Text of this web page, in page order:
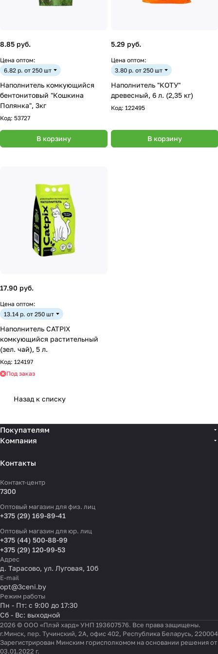
8.85 руб.
Цена оптом:
6.82 р. от 250 шт
Наполнитель комкующийся
бентонитовый "Кошкина
Полянка", 3кг
Код: 53727
В корзину
5.29 руб.
Цена оптом:
3.80 р. от 250 шт
Наполнитель "КОТУ"
древесный, 6 л. (2,35 кг)
Код: 122495
В корзину
17.90 руб.
Цена оптом:
13.14 р. от 250 шт
Наполнитель CATPIХ
комкующийся растительный
(зел. чай), 5 л.
Код: 124197
Под заказ
Назад к списку
Покупателям
Компания
Контакты
Контакт-центр
7300
Оптовый магазин для физ. лиц
+375 (29) 169-89-41
Оптовый магазин для юр. лиц
+375 (44) 500-88-99
+375 (29) 120-99-53
Адрес
д. Тарасово, ул. Луговая, 10б
E-mail
opt@3ceni.by
Режим работы
Пн - Пт: с 9:00 до 17:30
Сб - Вс: выходной
2026 © ООО «Плэй хард» УНП 193607576. Все права защищены.
г.Минск, пер. Тучинский, 2А, офис 402, Республика Беларусь, 220004
Зарегистрирован Минским горисполкомом на основании решения от
03.01.2022 г.